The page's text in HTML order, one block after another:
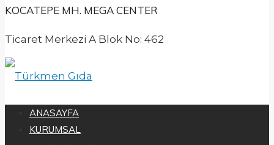
KOCATEPE MH. MEGA CENTER
Ticaret Merkezi A Blok No: 462
ANASAYFA
KURUMSAL